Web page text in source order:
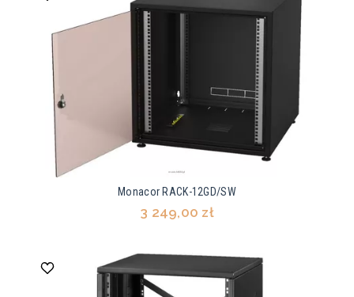
Monacor RACK-12GD/SW
3 249,00 zł